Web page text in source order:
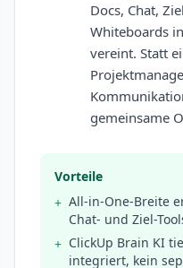
Docs, Chat,
Whiteboards
vereint. Statt
gemeinsame
Vorteile
+ All-in-One-Breite
Chat- und Ziel-
+ ClickUp Brain KI
integriert, kein